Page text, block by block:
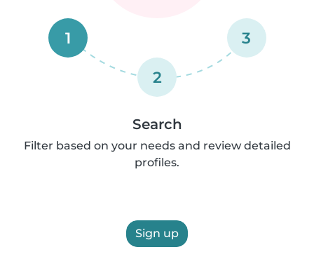
1
2
3
Search
Filter based on your needs and review detailed
profiles.
Sign up